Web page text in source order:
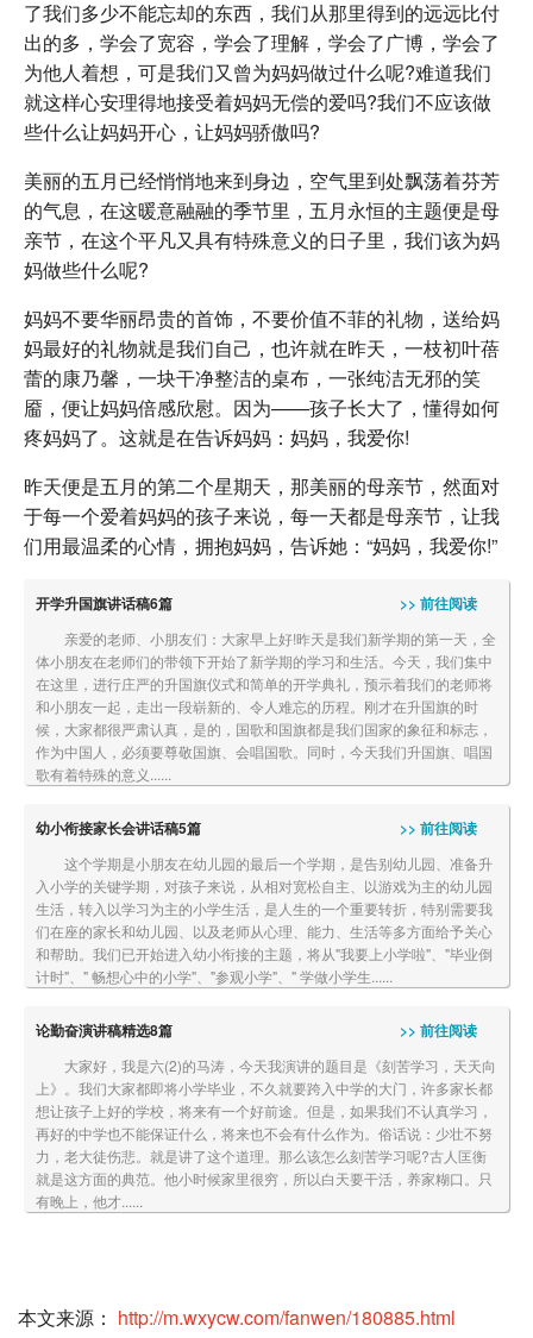
了我们多少不能忘却的东西，我们从那里得到的远远比付
出的多，学会了宽容，学会了理解，学会了广博，学会了
为他人着想，可是我们又曾为妈妈做过什么呢?难道我们
就这样心安理得地接受着妈妈无偿的爱吗?我们不应该做
些什么让妈妈开心，让妈妈骄傲吗?
美丽的五月已经悄悄地来到身边，空气里到处飘荡着芬芳
的气息，在这暖意融融的季节里，五月永恒的主题便是母
亲节，在这个平凡又具有特殊意义的日子里，我们该为妈
妈做些什么呢?
妈妈不要华丽昂贵的首饰，不要价值不菲的礼物，送给妈
妈最好的礼物就是我们自己，也许就在昨天，一枝初叶蓓
蕾的康乃馨，一块干净整洁的桌布，一张纯洁无邪的笑
靥，便让妈妈倍感欣慰。因为——孩子长大了，懂得如何
疼妈妈了。这就是在告诉妈妈：妈妈，我爱你!
昨天便是五月的第二个星期天，那美丽的母亲节，然面对
于每一个爱着妈妈的孩子来说，每一天都是母亲节，让我
们用最温柔的心情，拥抱妈妈，告诉她：“妈妈，我爱你!”
开学升国旗讲话稿6篇 >> 前往阅读
亲爱的老师、小朋友们：大家早上好!昨天是我们新学期的第一天，全
体小朋友在老师们的带领下开始了新学期的学习和生活。今天，我们集中
在这里，进行庄严的升国旗仪式和简单的开学典礼，预示着我们的老师将
和小朋友一起，走出一段崭新的、令人难忘的历程。刚才在升国旗的时
候，大家都很严肃认真，是的，国歌和国旗都是我们国家的象征和标志，
作为中国人，必须要尊敬国旗、会唱国歌。同时，今天我们升国旗、唱国
歌有着特殊的意义......
幼小衔接家长会讲话稿5篇 >> 前往阅读
这个学期是小朋友在幼儿园的最后一个学期，是告别幼儿园、准备升
入小学的关键学期，对孩子来说，从相对宽松自主、以游戏为主的幼儿园
生活，转入以学习为主的小学生活，是人生的一个重要转折，特别需要我
们在座的家长和幼儿园、以及老师从心理、能力、生活等多方面给予关心
和帮助。我们已开始进入幼小衔接的主题，将从"我要上小学啦"、"毕业倒
计时"、" 畅想心中的小学"、"参观小学"、" 学做小学生......
论勤奋演讲稿精选8篇 >> 前往阅读
大家好，我是六(2)的马涛，今天我演讲的题目是《刻苦学习，天天向
上》。我们大家都即将小学毕业，不久就要跨入中学的大门，许多家长都
想让孩子上好的学校，将来有一个好前途。但是，如果我们不认真学习，
再好的中学也不能保证什么，将来也不会有什么作为。俗话说：少壮不努
力，老大徒伤悲。就是讲了这个道理。那么该怎么刻苦学习呢?古人匡衡
就是这方面的典范。他小时候家里很穷，所以白天要干活，养家糊口。只
有晚上，他才......
本文来源： http://m.wxycw.com/fanwen/180885.html